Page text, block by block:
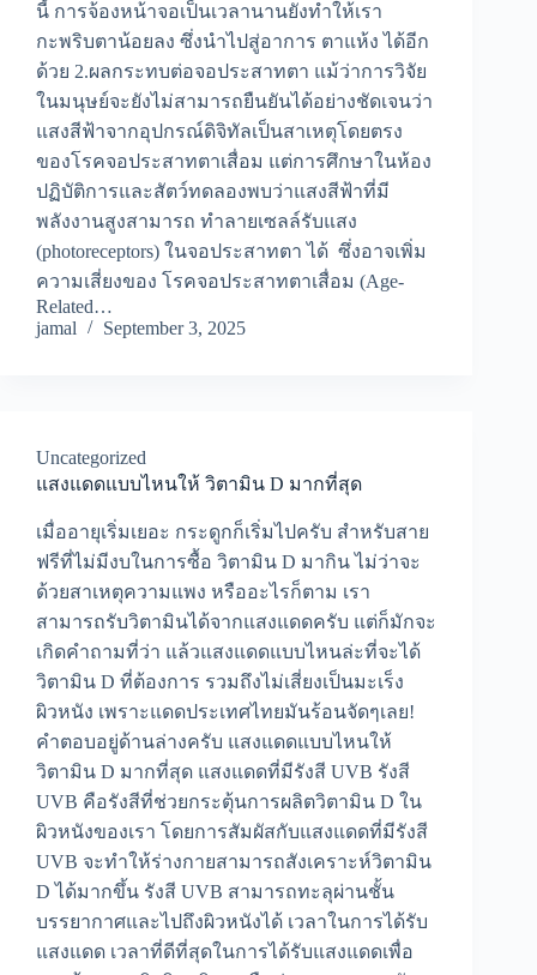
นี้ การจ้องหน้าจอเป็นเวลานานยังทำให้เรา
กะพริบตาน้อยลง ซึ่งนำไปสู่อาการ ตาแห้ง ได้อีก
ด้วย 2.ผลกระทบต่อจอประสาทตา แม้ว่าการวิจัย
ในมนุษย์จะยังไม่สามารถยืนยันได้อย่างชัดเจนว่า
แสงสีฟ้าจากอุปกรณ์ดิจิทัลเป็นสาเหตุโดยตรง
ของโรคจอประสาทตาเสื่อม แต่การศึกษาในห้อง
ปฏิบัติการและสัตว์ทดลองพบว่าแสงสีฟ้าที่มี
พลังงานสูงสามารถ ทำลายเซลล์รับแสง
(photoreceptors) ในจอประสาทตา ได้ ซึ่งอาจเพิ่ม
ความเสี่ยงของ โรคจอประสาทตาเสื่อม (Age-
Related…
jamal
September 3, 2025
Uncategorized
แสงแดดแบบไหนให้ วิตามิน D มากที่สุด
เมื่ออายุเริ่มเยอะ กระดูกก็เริ่มไปครับ สำหรับสาย
ฟรีที่ไม่มีงบในการซื้อ วิตามิน D มากิน ไม่ว่าจะ
ด้วยสาเหตุความแพง หรืออะไรก็ตาม เรา
สามารถรับวิตามินได้จากแสงแดดครับ แต่ก็มักจะ
เกิดคำถามที่ว่า แล้วแสงแดดแบบไหนล่ะที่จะได้
วิตามิน D ที่ต้องการ รวมถึงไม่เสี่ยงเป็นมะเร็ง
ผิวหนัง เพราะแดดประเทศไทยมันร้อนจัดๆเลย!
คำตอบอยู่ด้านล่างครับ แสงแดดแบบไหนให้
วิตามิน D มากที่สุด แสงแดดที่มีรังสี UVB รังสี
UVB คือรังสีที่ช่วยกระตุ้นการผลิตวิตามิน D ใน
ผิวหนังของเรา โดยการสัมผัสกับแสงแดดที่มีรังสี
UVB จะทำให้ร่างกายสามารถสังเคราะห์วิตามิน
D ได้มากขึ้น รังสี UVB สามารถทะลุผ่านชั้น
บรรยากาศและไปถึงผิวหนังได้ เวลาในการได้รับ
แสงแดด เวลาที่ดีที่สุดในการได้รับแสงแดดเพื่อ